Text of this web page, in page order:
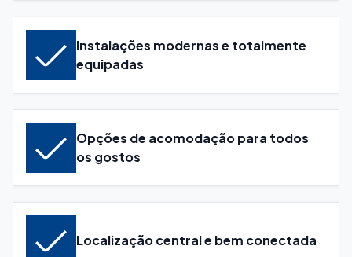
Instalações modernas e totalmente
equipadas
Opções de acomodação para todos
os gostos
Localização central e bem conectada